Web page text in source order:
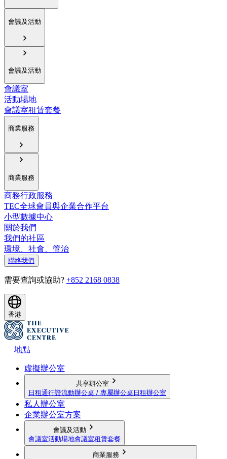
會議及活動
會議及活動
會議室
活動場地
會議室租賃套餐
商業服務
商業服務
商務行政服務
TEC全球會員與企業合作平台
小型數據中心
關於我們
我們的社區
環境、社會、管治
聯絡我們
需要查詢或協助? +852 2168 0838
香港
地點
虛擬辦公室
共享辦公室
日租通行證流動辦公桌 / 專屬辦公桌 日租辦公室
私人辦公室
企業辦公室方案
會議及活動
會議室活動場地會議室租賃套餐
商業服務